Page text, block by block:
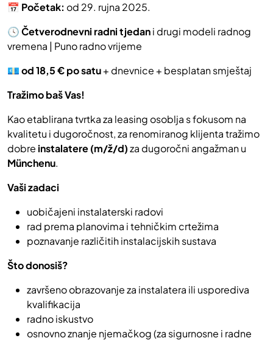
📅 Početak: od 29. rujna 2025.
🕓Četverodnevni radni tjedani drugi modeli radnog
vremena | Puno radno vrijeme
💶od 18,5 € po satu+ dnevnice + besplatan smještaj
Tražimo baš Vas!
Kao etablirana tvrtka za leasing osoblja s fokusom na
kvalitetu i dugoročnost, za renomiranog klijenta tražimo
dobre instalatere (m/ž/d)za dugoročni angažman u
Münchenu.
Vaši zadaci
uobičajeni instalaterski radovi
rad prema planovima i tehničkim crtežima
poznavanje različitih instalacijskih sustava
Što donosiš?
završeno obrazovanje za instalatera ili usporediva
kvalifikacija
radno iskustvo
osnovno znanje njemačkog (za sigurnosne i radne